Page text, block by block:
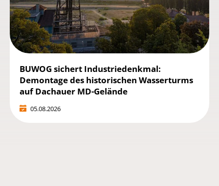
BUWOG sichert Industriedenkmal:
Demontage des historischen Wasserturms
auf Dachauer MD-Gelände
05.08.2026